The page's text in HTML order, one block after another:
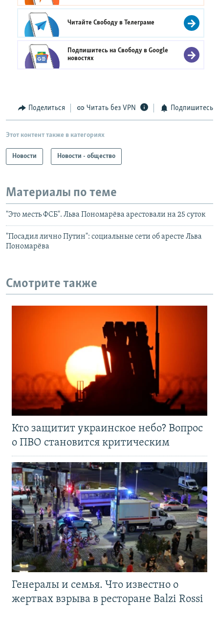
Читайте Свободу в Телеграме
Подпишитесь на Свободу в Google
новостях
Поделиться Читать без VPN Подпишитесь
Этот контент также в категориях
Новости Новости - общество
Материалы по теме
"Это месть ФСБ". Льва Пономарёва арестовали на 25 суток
"Посадил лично Путин": социальные сети об аресте Льва
Пономарёва
Смотрите также
Кто защитит украинское небо? Вопрос
о ПВО становится критическим
Генералы и семья. Что известно о
жертвах взрыва в ресторане Balzi Rossi